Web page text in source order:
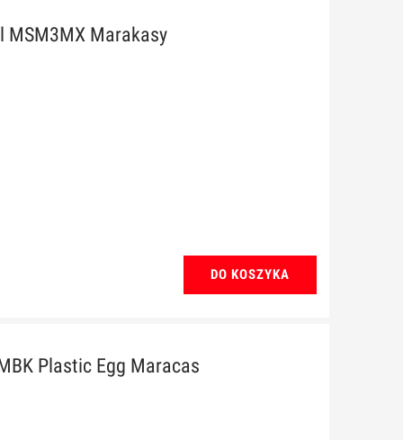
MSM3MX Marakasy
DO KOSZYKA
Plastic Egg Maracas